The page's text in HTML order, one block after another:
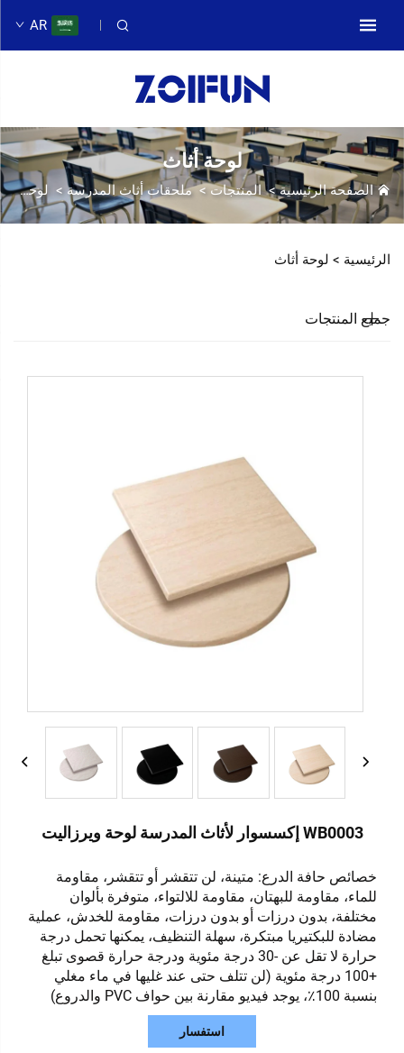
AR
لوحة أثاث
الصفحة الرئيسية> المنتجات >ملحقات أثاث المدرسة > لوحة أثاث
الرئيسية > لوحة أثاث
جميع المنتجات
WB0003 إكسسوار لأثاث المدرسة لوحة ويرزاليت
خصائص حافة الدرع: متينة، لن تتقشر أو تتقشر، مقاومة
للماء، مقاومة للبهتان، مقاومة للالتواء، متوفرة بألوان
مختلفة، بدون درزات أو بدون درزات، مقاومة للخدش، عملية
مضادة للبكتيريا مبتكرة، سهلة التنظيف، يمكنها تحمل درجة
حرارة لا تقل عن -30 درجة مئوية ودرجة حرارة قصوى تبلغ
+100 درجة مئوية (لن تتلف حتى عند غليها في ماء مغلي
بنسبة 100٪، يوجد فيديو مقارنة بين حواف PVC والدروع)
استفسار